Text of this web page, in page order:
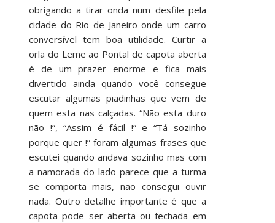
obrigando a tirar onda num desfile pela
cidade do Rio de Janeiro onde um carro
conversível tem boa utilidade. Curtir a
orla do Leme ao Pontal de capota aberta
é de um prazer enorme e fica mais
divertido ainda quando você consegue
escutar algumas piadinhas que vem de
quem esta nas calçadas. “Não esta duro
não !”, “Assim é fácil !” e “Tá sozinho
porque quer !” foram algumas frases que
escutei quando andava sozinho mas com
a namorada do lado parece que a turma
se comporta mais, não consegui ouvir
nada. Outro detalhe importante é que a
capota pode ser aberta ou fechada em